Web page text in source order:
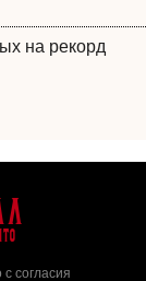
на рекорд
согласия